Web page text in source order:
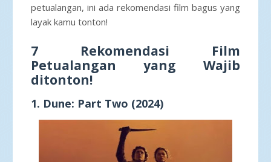
petualangan, ini ada rekomendasi film bagus yang
layak kamu tonton!
7 Rekomendasi Film
Petualangan yang Wajib
ditonton!
1. Dune: Part Two (2024)